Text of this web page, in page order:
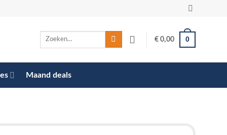
Zoeken
€0,00 0
Maand deals